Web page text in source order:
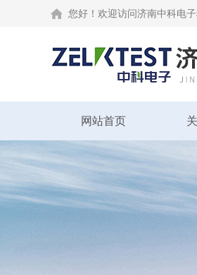
您好！欢迎访问济南中科电
网站首页